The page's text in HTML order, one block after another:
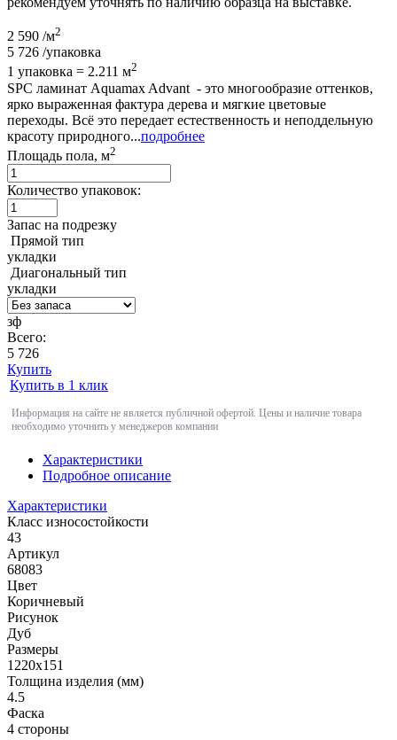
2 590 /м2
5 726 /упаковка
1 упаковка = 2.211 м2
SPC ламинат Aquamax Advant - это многообразие оттенков,
ярко выраженная фактура дерева и мягкие цветовые
переходы. Всё это передает естественность и неподдельную
красоту природного...подробнее
Площадь пола, м2
Количество упаковок:
Запас на подрезку
Прямой тип
укладки
Диагональный тип
укладки
зф
Всего:
5 726
Купить
Купить в 1 клик
Информация на сайте не является публичной офертой. Цены и наличие товара
необходимо уточнить у менеджеров компании
Характеристики
Подробное описание
Характеристики
Класс износостойкости
43
Артикул
68083
Цвет
Коричневый
Рисунок
Дуб
Размеры
1220х151
Толщина изделия (мм)
4.5
Фаска
4 стороны